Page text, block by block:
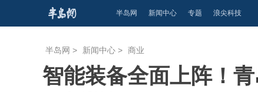
半岛网 新闻中心 专题 浪尖科技
半岛网 > 新闻中心 > 商业
智能装备全面上阵！